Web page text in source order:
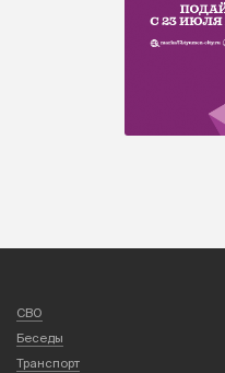
СВО
Беседы
Транспорт